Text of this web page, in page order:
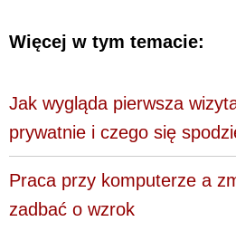
Więcej w tym temacie:
Jak wygląda pierwsza
prywatnie i czego się
Praca przy komputerze a
zadbać o wzrok